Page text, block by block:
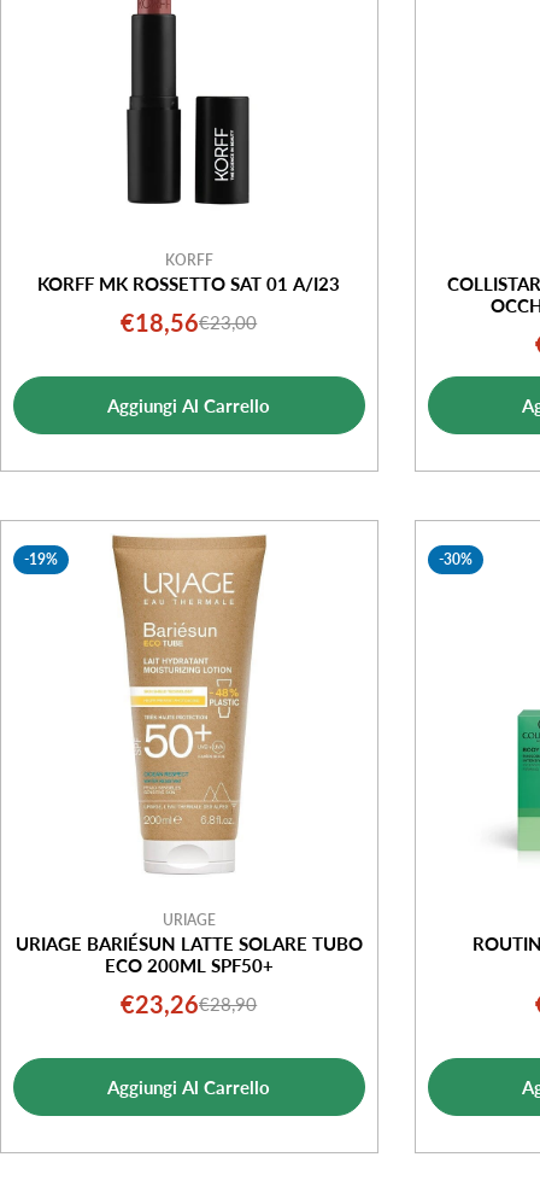
KORFF
KORFF MK ROSSETTO SAT 01 A/I23
Prezzo
vendita
€18,56Prezzo
€23,00
Aggiungi Al Carrello
-19%
URIAGE
URIAGE BARIÉSUN LATTE SOLARE TUBO
ECO 200ML SPF50+
Prezzo
vendita
€23,26Prezzo
€28,90
Aggiungi Al Carrello
-30%